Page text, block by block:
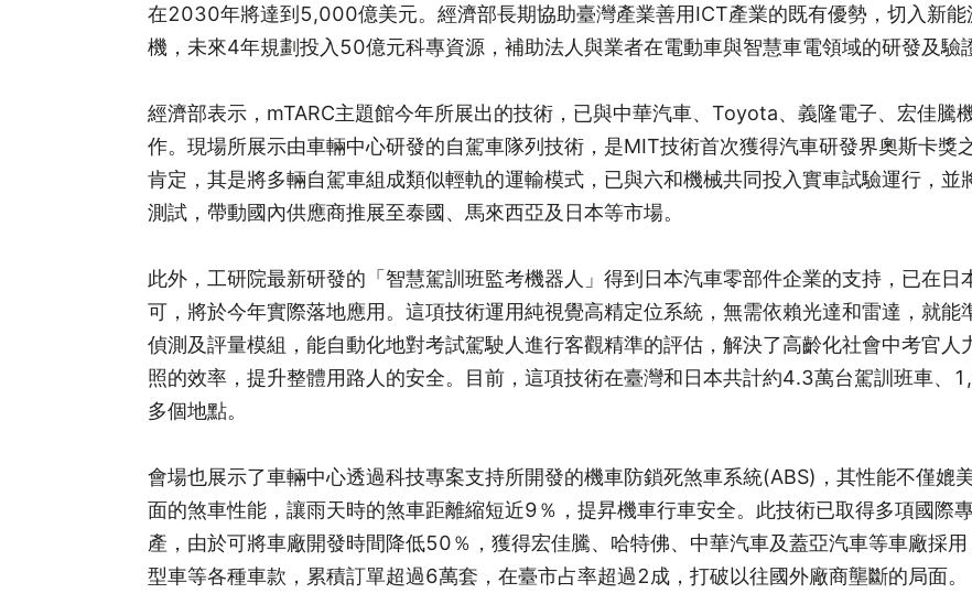
在2030年將達到5,000億美元。經濟部長期協助臺灣產業善用ICT產業的既有優勢，切入新
機，未來4年規劃投入50億元科專資源，補助法人與業者在電動車與智慧車電領域的研發及驗
經濟部表示，mTARC主題館今年所展出的技術，已與中華汽車、Toyota、義隆電子、宏佳騰
作。現場所展示由車輛中心研發的自駕車隊列技術，是MIT技術首次獲得汽車研發界奧斯卡
肯定，其是將多輛自駕車組成類似輕軌的運輸模式，已與六和機械共同投入實車試驗運行，
測試，帶動國內供應商推展至泰國、馬來西亞及日本等市場。
此外，工研院最新研發的「智慧駕訓班監考機器人」得到日本汽車零部件企業的支持，已在
可，將於今年實際落地應用。這項技術運用純視覺高精定位系統，無需依賴光達和雷達，就
偵測及評量模組，能自動化地對考試駕駛人進行客觀精準的評估，解決了高齡化社會中考官
照的效率，提升整體用路人的安全。目前，這項技術在臺灣和日本共計約4.3萬台駕訓班車、
多個地點。
會場也展示了車輛中心透過科技專案支持所開發的機車防鎖死煞車系統(ABS)，其性能不僅媲
面的煞車性能，讓雨天時的煞車距離縮短近9％，提昇機車行車安全。此技術已取得多項國際
產，由於可將車廠開發時間降低50％，獲得宏佳騰、哈特佛、中華汽車及蓋亞汽車等車廠採
型車等各種車款，累積訂單超過6萬套，在臺市占率超過2成，打破以往國外廠商壟斷的局面。